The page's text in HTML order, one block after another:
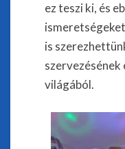
ez teszi ki, és
is
világából.